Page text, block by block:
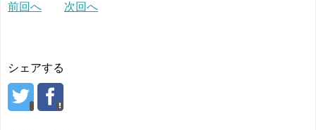
前回へ 次回へ
シェアする